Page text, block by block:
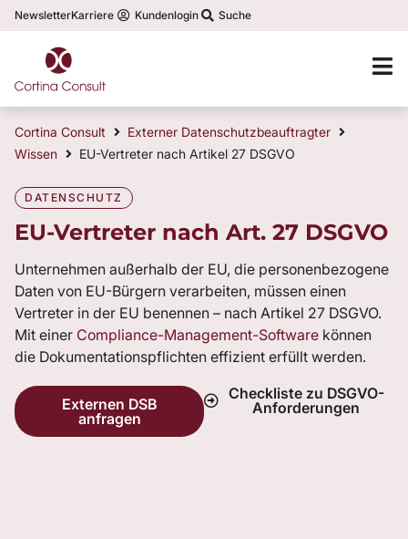
NewsletterKarriere Kundenlogin Suche
Cortina Consult
Externer Datenschutzbeauftragter
Wissen
EU-Vertreter nach Artikel 27 DSGVO
DATENSCHUTZ
EU-Vertreter nach Art. 27 DSGVO
Unternehmen außerhalb der EU, die personenbezogene
Daten von EU-Bürgern verarbeiten, müssen einen
Vertreter in der EU benennen – nach Artikel 27 DSGVO.
Mit einer Compliance-Management-Software können
die Dokumentationspflichten effizient erfüllt werden.
Externen DSB
anfragen
Checkliste zu DSGVO-
Anforderungen